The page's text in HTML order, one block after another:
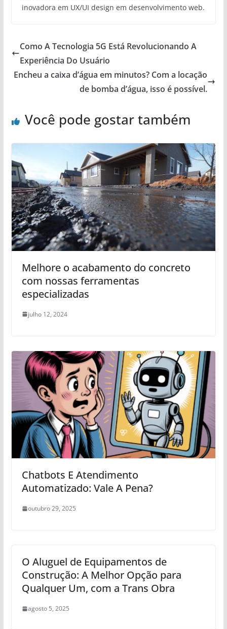
inovadora em UX/UI design em desenvolvimento web.
Como A Tecnologia 5G Está Revolucionando A
Experiência Do Usuário
Encheu a caixa d’água em minutos? Com a locação
de bomba d’água, isso é possível.
Você pode gostar também
Melhore o acabamento do concreto
com nossas ferramentas
especializadas
julho 12, 2024
Chatbots E Atendimento
Automatizado: Vale A Pena?
outubro 29, 2025
O Aluguel de Equipamentos de
Construção: A Melhor Opção para
Qualquer Um, com a Trans Obra
agosto 5, 2025